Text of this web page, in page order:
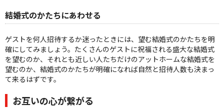
結婚式のかたちにあわせる
ゲストを何人招待するか迷ったときには、望む結婚式のかたちを明
確にしてみましょう。たくさんのゲストに祝福される盛大な結婚式
を望むのか、それとも近しい人たちだけのアットホームな結婚式を
望むのか、結婚式のかたちが明確になれば自然と招待人数も決まっ
て来るはずです。
お互いの心が繋がる